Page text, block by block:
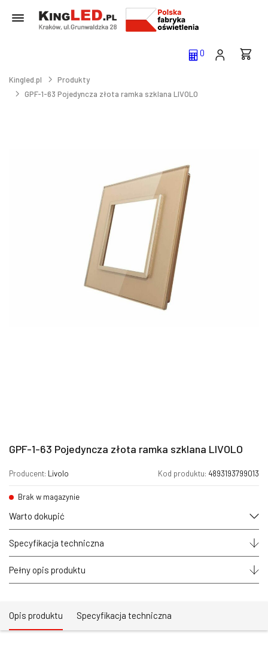
0
Kingled.pl
Produkty
GPF-1-63 Pojedyncza złota ramka szklana LIVOLO
GPF-1-63 Pojedyncza złota ramka szklana LIVOLO
Producent: Livolo Kod produktu: 4893193799013
Brak w magazynie
Warto dokupić
Specyfikacja techniczna
Pełny opis produktu
Opis produktu Specyfikacja techniczna